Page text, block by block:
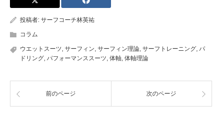
投稿者: サーフコーチ林英祐
コラム
ウエットスーツ サーフィン サーフィン理論 サーフトレーニング パ
ドリング パフォーマンススーツ 体軸 体軸理論
前のページ 次のページ